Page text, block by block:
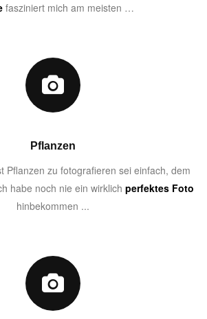
fasziniert mich am meisten …
Pflanzen
Pflanzen zu fotografieren sei einfach, dem
habe noch nie ein wirklich perfektes Foto
hinbekommen ...